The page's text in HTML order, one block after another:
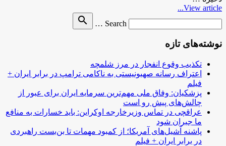
View article...
Search …
search
نوشته‌های تازه
تکذیب وقوع انفجار در مرز شلمچه
اعتراف رسانه صهیونیستی به ناکامی ترامپ در برابر ایران +
فیلم
پزشکیان: وفاق ملی مهم‌ترین سرمایه ایران برای عبور از
چالش‌های پیش رو است
عراقچی در تماس وزیرخارجه اوکراین: باید خسارات به منافع
ما جبران شود
پاشنه آشیل‌های آمریکا؛ از کمبود مهمات تا بن‌بست راهبردی
در برابر ایران + فیلم